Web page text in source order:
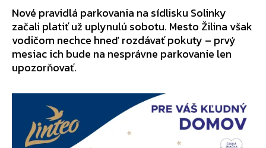
Nové pravidlá parkovania na sídlisku Solinky
začali platiť už uplynulú sobotu. Mesto Žilina však
vodičom nechce hneď rozdávať pokuty – prvý
mesiac ich bude na nesprávne parkovanie len
upozorňovať.